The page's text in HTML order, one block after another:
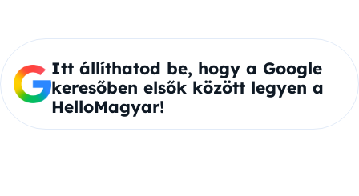
Itt állíthatod be, hogy a Google
keresőben elsők között legyen a
HelloMagyar!